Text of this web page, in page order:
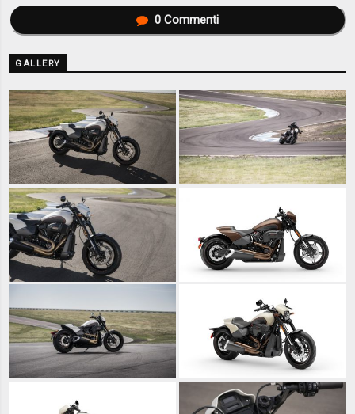
0Commenti
GALLERY